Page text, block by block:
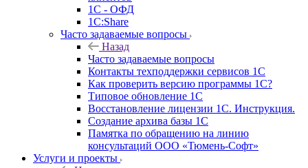
1С - ОФД
1С:Share
Часто задаваемые вопросы
Назад
Часто задаваемые вопросы
Контакты техподдержки сервисов 1С
Как проверить версию программы 1С?
Типовое обновление 1С
Восстановление лицензии 1С. Инструкция.
Создание архива базы 1С
Памятка по обращению на линию
консультаций ООО «Тюмень-Софт»
Услуги и проекты